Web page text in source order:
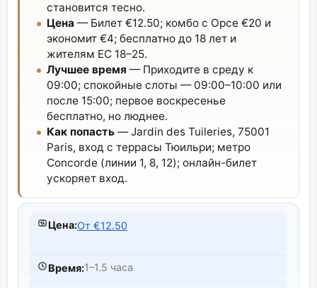
становится тесно.
Цена — Билет €12.50; комбо с Орсе €20 и
экономит €4; бесплатно до 18 лет и
жителям ЕС 18–25.
Лучшее время — Приходите в среду к
09:00; спокойные слоты — 09:00–10:00 или
после 15:00; первое воскресенье
бесплатно, но люднее.
Как попасть — Jardin des Tuileries, 75001
Paris, вход с террасы Тюильри; метро
Concorde (линии 1, 8, 12); онлайн-билет
ускоряет вход.
Цена:От €12.50
Время:1–1.5 часа